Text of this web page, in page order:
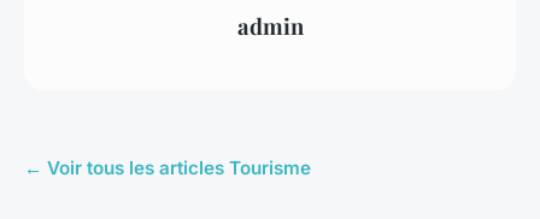
admin
← Voir tous les articles Tourisme